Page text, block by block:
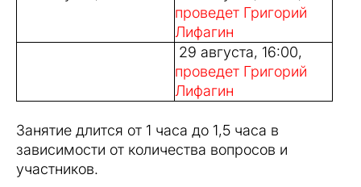
проведет Григорий
Лифагин
29 августа, 16:00,
проведет Григорий
Лифагин
Занятие длится от 1 часа до 1,5 часа в
зависимости от количества вопросов и
участников.